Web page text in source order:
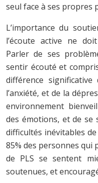
seul face à ses propres
L’importance du
l’écoute active ne
Parler de ses
sentir écouté et
différence
l’anxiété, et de la
environnement
des émotions, et de se
difficultés inévitables
85% des personnes
de PLS se sentent
soutenues, et